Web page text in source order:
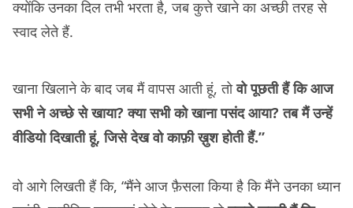
क्योंकि उनका दिल तभी भरता है, जब कुत्ते खाने का अच्छी तरह से
स्वाद लेते हैं.
खाना खिलाने के बाद जब मैं वापस आती हूं, तोवो पूछती हैं कि आज
सभी ने अच्छे से खाया? क्या सभी को खाना पसंद आया? तब मैं उन्हें
वीडियो दिखाती हूं, जिसे देख वो काफ़ी ख़ुश होती हैं.”
वो आगे लिखती हैं कि, “मैंने आज फ़ैसला किया है कि मैंने उनका ध्यान